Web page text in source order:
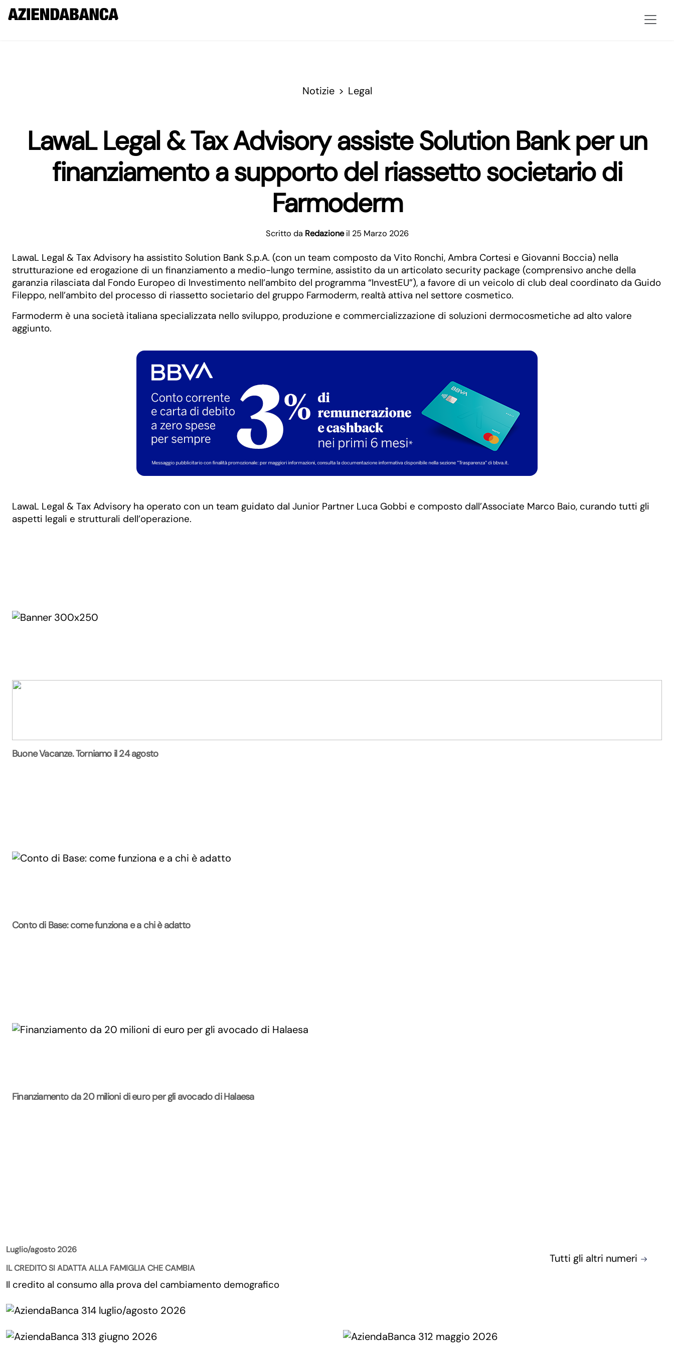
Notizie Legal
LawaL Legal & Tax Advisory assiste Solution Bank per un
finanziamento a supporto del riassetto societario di
Farmoderm
Scritto da Redazione il 25 Marzo 2026
LawaL Legal & Tax Advisory ha assistito Solution Bank S.p.A. (con un team composto da Vito Ronchi, Ambra Cortesi e Giovanni Boccia) nella
strutturazione ed erogazione di un finanziamento a medio-lungo termine, assistito da un articolato security package (comprensivo anche della
garanzia rilasciata dal Fondo Europeo di Investimento nell’ambito del programma “InvestEU”), a favore di un veicolo di club deal coordinato da Guido
Fileppo, nell’ambito del processo di riassetto societario del gruppo Farmoderm, realtà attiva nel settore cosmetico.
Farmoderm è una società italiana specializzata nello sviluppo, produzione e commercializzazione di soluzioni dermocosmetiche ad alto valore
aggiunto.
LawaL Legal & Tax Advisory ha operato con un team guidato dal Junior Partner Luca Gobbi e composto dall’Associate Marco Baio, curando tutti gli
aspetti legali e strutturali dell’operazione.
Buone Vacanze. Torniamo il 24 agosto
Conto di Base: come funziona e a chi è adatto
Finanziamento da 20 milioni di euro per gli avocado di Halaesa
Luglio/agosto 2026
IL CREDITO SI ADATTA ALLA FAMIGLIA CHE CAMBIA
Il credito al consumo alla prova del cambiamento demografico
Tutti gli altri numeri